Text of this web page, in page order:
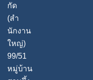
กัด
(สํา
นักงาน
ใหญ่)
99/51
หมู่บ้าน